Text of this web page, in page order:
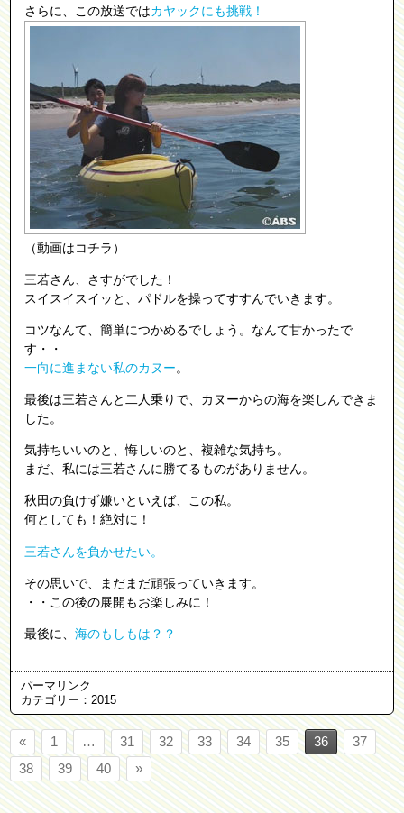
さらに、この放送ではカヤックにも挑戦！
（動画はコチラ ）
三若さん、さすがでした！
スイスイスイッと、パドルを操ってすすんでいきます。
コツなんて、簡単につかめるでしょう。なんて甘かったで
す・・
一向に進まない私のカヌー。
最後は三若さんと二人乗りで、カヌーからの海を楽しんできま
した。
気持ちいいのと、悔しいのと、複雑な気持ち。
まだ、私には三若さんに勝てるものがありません。
秋田の負けず嫌いといえば、この私。
何としても！絶対に！
三若さんを負かせたい。
その思いで、まだまだ頑張っていきます。
・・この後の展開もお楽しみに！
最後に、海のもしもは？？
パーマリンク
カテゴリー： 2015
« 1 … 31 32 33 34 35 36
37
38
39 40 »